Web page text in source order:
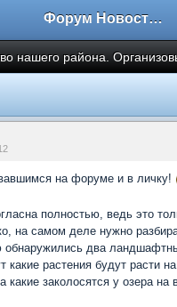
Форум Новостройки
нашего района.
на форуме и в личку!
полностью, ведь это
на самом деле нужно
обнаружились два
какие растения будут расти
какие заколосятся у озера на